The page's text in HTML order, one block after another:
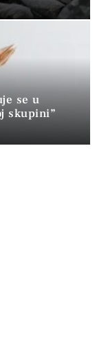
se u
skupini”